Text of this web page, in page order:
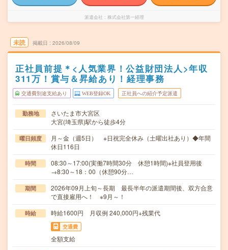
派遣会社 株式会社第一経理
未読 掲載日 2026/08/09
正社員前提＊<人気業界！公益財団法人>年収
311万！賞与＆昇給あり！経理事務
交通費別途支給あり WEB登録OK 正社員への紹介予定派遣
勤務地
さいたま市大宮区
大宮(埼玉県)駅から徒歩4分
曜日頻度
月～金（週5日） ※日祝完全休み（土曜出社あり）◆年間
休日116日
時間
08:30～17:00(実働7時間30分 休憩1時間)※社員登用後
→8:30～18：00（休憩90分…
期間
2026年09月上旬～長期 最長半年の派遣期間後、双方合意
で直接雇用へ！ ※9月～！
時給 時給1600円 月収例 240,000円+残業代
交通費
全額支給